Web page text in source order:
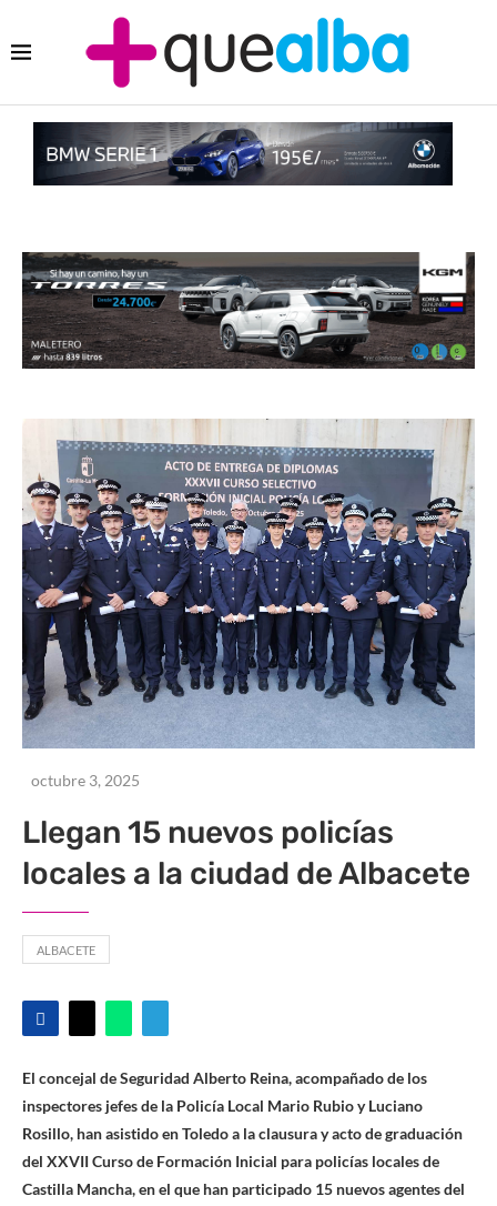
octubre 3, 2025
Llegan 15 nuevos policías
locales a la ciudad de Albacete
ALBACETE
El concejal de Seguridad Alberto Reina, acompañado de los
inspectores jefes de la Policía Local Mario Rubio y Luciano
Rosillo, han asistido en Toledo a la clausura y acto de graduación
del XXVII Curso de Formación Inicial para policías locales de
Castilla Mancha, en el que han participado 15 nuevos agentes del